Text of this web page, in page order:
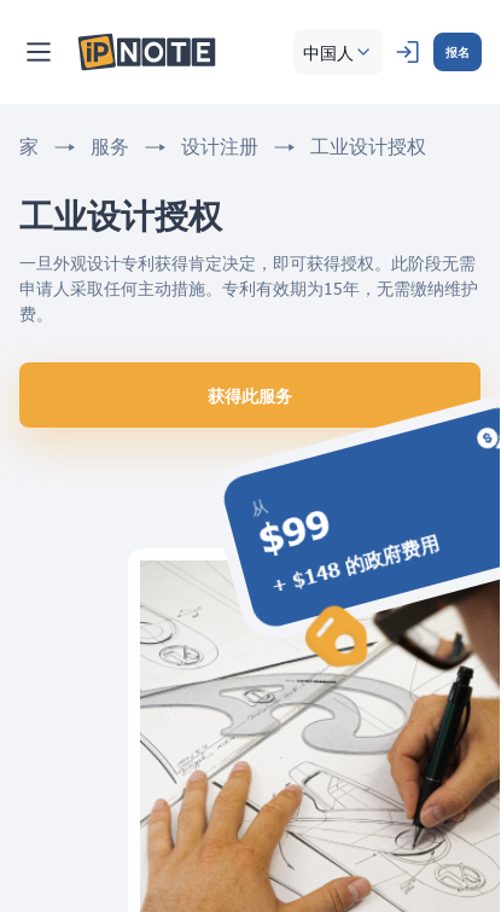
中国人 报名
家 服务 设计注册 工业设计授权
工业设计授权
从
$99
+ $148 的政府费用
一旦外观设计专利获得肯定决定，即可获得授权。此阶段无需
申请人采取任何主动措施。专利有效期为15年，无需缴纳维护
费。
获得此服务